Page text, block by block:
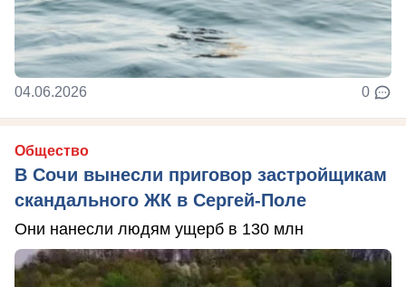
04.06.2026 0
Общество
В Сочи вынесли приговор застройщикам
скандального ЖК в Сергей-Поле
Они нанесли людям ущерб в 130 млн